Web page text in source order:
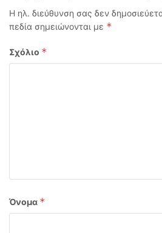
Η ηλ. διεύθυνση σας δεν
πεδία σημειώνονται με *
Σχόλιο *
Όνομα *